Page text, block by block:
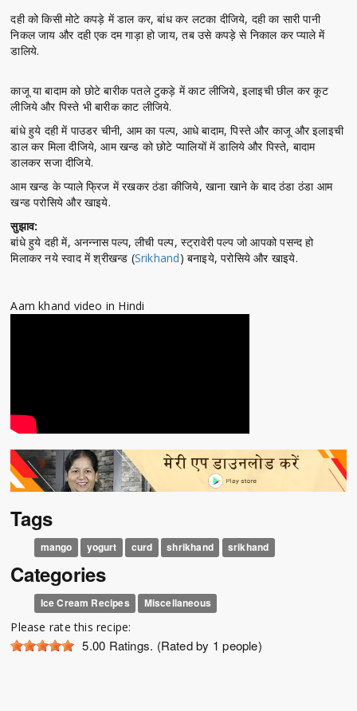
दही को किसी मोटे कपड़े में डाल कर, बांध कर लटका दीजिये, दही का सारी पानी
निकल जाय और दही एक दम गाड़ा हो जाय, तब उसे कपड़े से निकाल कर प्याले में
डालिये.
काजू या बादाम को छोटे बारीक पतले टुकड़े में काट लीजिये, इलाइची छील कर कूट
लीजिये और पिस्ते भी बारीक काट लीजिये.
बांधे हुये दही में पाउडर चीनी, आम का पल्प, आधे बादाम, पिस्ते और काजू और इलाइची
डाल कर मिला दीजिये, आम खन्ड को छोटे प्यालियों में डालिये और पिस्ते, बादाम
डालकर सजा दीजिये.
आम खन्ड के प्याले फ्रिज में रखकर ठंडा कीजिये, खाना खाने के बाद ठंडा ठंडा आम
खन्ड परोसिये और खाइये.
सुझाव:
बांधे हुये दही में, अनन्नास पल्प, लीची पल्प, स्ट्रावेरी पल्प जो आपको पसन्द हो
मिलाकर नये स्वाद में श्रीखन्ड (Srikhand) बनाइये, परोसिये और खाइये.
Aam khand video in Hindi
Tags
mango yogurt curd shrikhand srikhand
Categories
Ice Cream Recipes Miscellaneous
Please rate this recipe:
5.00 Ratings. (Rated by 1 people)